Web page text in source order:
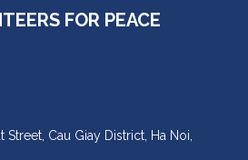
FOR PEACE
Street, Cau Giay District, Ha Noi,